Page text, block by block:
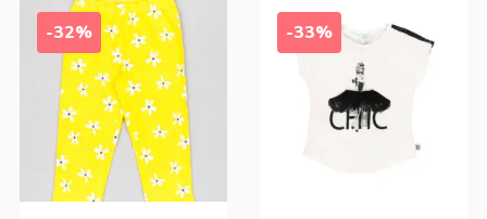
-32% -33%